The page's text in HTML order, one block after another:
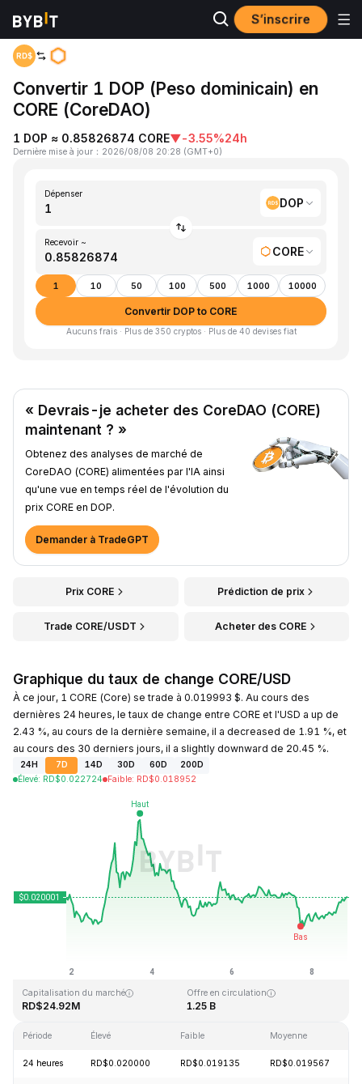
S’inscrire
Accueil
Convertir 1 DOP (Peso dominicain) en
CORE (CoreDAO)
1 DOP ≈ 0.85826874 CORE▼-3.55%24h
Dernière mise à jour ： 2026/08/08 20:28 (GMT+0)
Dépenser
DOP
Recevoir ~
CORE
1 10 50 100 500 1000 10000
Convertir DOP to CORE
Aucuns frais · Plus de 350 cryptos · Plus de 40 devises fiat
« Devrais-je acheter des CoreDAO (CORE)
maintenant ? »
Obtenez des analyses de marché de
CoreDAO (CORE) alimentées par l'IA ainsi
qu'une vue en temps réel de l'évolution du
prix CORE en DOP.
Demander à TradeGPT
Prix CORE Prédiction de prix
Trade CORE/USDT Acheter des CORE
Graphique du taux de change CORE/USD
À ce jour, 1 CORE (Core) se trade à 0.019993 $. Au cours des
dernières 24 heures, le taux de change entre CORE et l'USD a up de
2.43 %, au cours de la dernière semaine, il a decreased de 1.91 %, et
au cours des 30 derniers jours, il a slightly downward de 20.45 %.
24H 7D 14D 30D 60D
200D
Élevé: RD$0.022724 Faible: RD$0.018952
RD$0.016723
Capitalisation du marché
RD$24.92M
Offre en circulation
1.25 B
Période Élevé Faible Moyenne
24 heures RD$0.020000 RD$0.019135 RD$0.019567